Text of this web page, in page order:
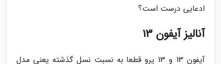
ادعایی درست است؟
آنالیز آیفون 13
آیفون 13 و 13 پرو قطعا به نسبت نسل گذشته یعنی مدل